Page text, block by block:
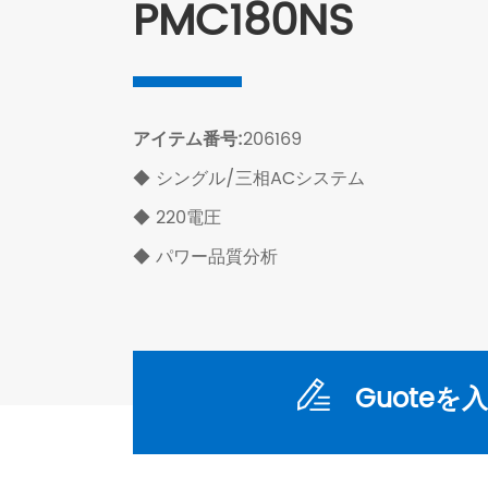
PMC180NS
アイテム番号:206169
◆ シングル/三相ACシステム
◆ 220電圧
◆ パワー品質分析
Guoteを